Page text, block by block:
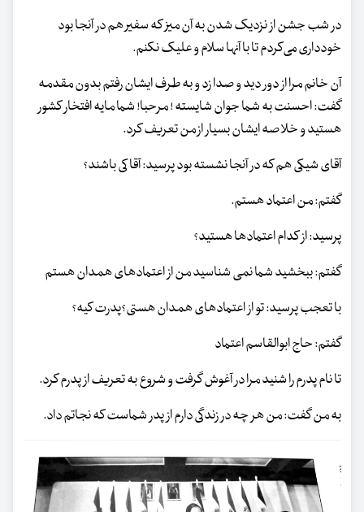
در شب جشن از نزدیک شدن به آن میز که سفیر هم در آنجا بود
خودداری می‌کردم تا با آنها سلام و علیک نکنم.
آن خانم مرا از دور دید و صدا زد و به طرف ایشان رفتم بدون مقدمه
گفت: احسنت به شما جوان شایسته ! مرحبا! شما مایه افتخار کشور
هستید و خلاصه ایشان بسیار از من تعریف کرد.
آقای شیکی هم که در آنجا نشسته بود پرسید: آقا کی باشند؟
گفتم: من اعتماد هستم.
پرسید: از کدام اعتمادها هستید؟
گفتم: ببخشید شما نمی شناسید من از اعتمادهای همدان هستم
با تعجب پرسید: تو از اعتمادهای همدان هستی؟پدرت کیه؟
گفتم: حاج ابوالقاسم اعتماد
تا نام پدرم را شنید مرا در آغوش گرفت و شروع به تعریف از پدرم کرد.
به من گفت: من هر چه در زندگی دارم از پدر شماست که نجاتم داد.